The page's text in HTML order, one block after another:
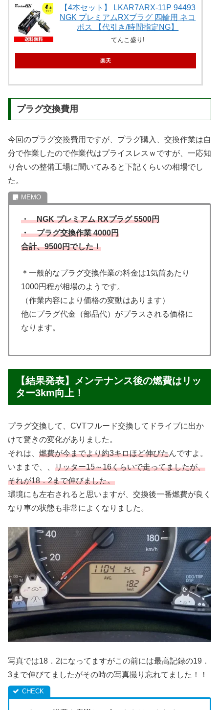
【4本セット】 LKAR7ARX-11P 94493
NGK プレミアムRXプラグ 四輪用 ネコ
ポス 【代引き/時間指定NG】
てんこ盛り!
楽天
プラグ交換費用
今回のプラグ交換費用ですが、プラグ購入、交換作業は自
分で作業したので作業代はプライスレスｗですが、一応知
り合いの整備工場に聞いてみると下記くらいの相場でし
た。
・ NGK プレミアム RXプラグ 5500円
・ プラグ交換作業 4000円
合計、9500円でした！
＊一般的なプラグ交換作業の料金は1気筒あたり
1000円程が相場のようです。
（作業内容により価格の変動はあります）
他にプラグ代金（部品代）がプラスされる価格に
なります。
【結果発表】メンテナンス後の燃費はリッ
ター3km向上！
プラグ交換して、CVTフルード交換してドライブに出か
けて驚きの変化がありました。
それは、 燃費が今までより約3キロほど伸びたんですよ。
いままで、、 リッター15～16くらいで走ってましたが、
それが18．2まで伸びました。
環境にも左右されると思いますが、交換後一番燃費が良く
なり車の状態も非常によくなりました。
写真では18．2になってますがこの前には最高記録の19．
3まで伸びてましたがその時の写真撮り忘れてました！！